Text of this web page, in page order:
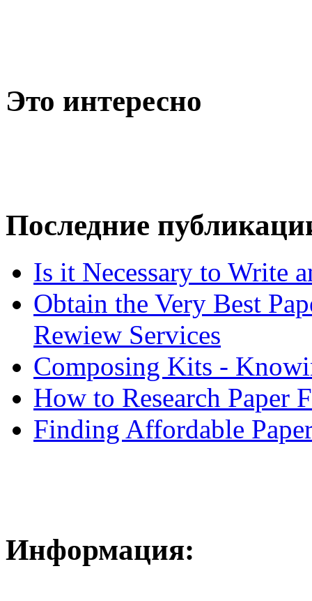
Это интересно
Последние
Is it Necessary to Write
Obtain the Very Best
Rewiew Services
Composing Kits -
How to Research Paper
Finding Affordable
Информация: